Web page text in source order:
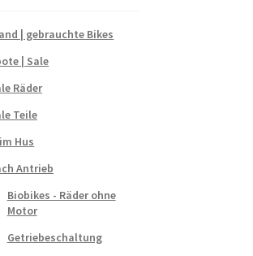
| gebrauchte Bikes
| Sale
Räder
Teile
Hus
Antrieb
Biobikes - Räder ohne
Motor
Getriebeschaltung